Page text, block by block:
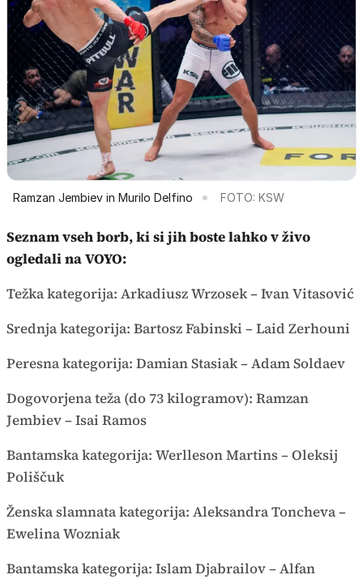
Ramzan Jembiev in Murilo Delfino FOTO: KSW
Seznam vseh borb, ki si jih boste lahko v živo
ogledali naVOYO:
Težka kategorija: Arkadiusz Wrzosek – Ivan Vitasović
Srednja kategorija: Bartosz Fabinski – Laid Zerhouni
Peresna kategorija: Damian Stasiak – Adam Soldaev
Dogovorjena teža (do 73 kilogramov): Ramzan
Jembiev – Isai Ramos
Bantamska kategorija: Werlleson Martins – Oleksij
Poliščuk
Ženska slamnata kategorija: Aleksandra Toncheva –
Ewelina Wozniak
Bantamska kategorija: Islam Djabrailov – Alfan